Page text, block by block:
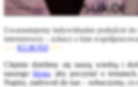
Gwarantujemy indywidualne podejście
internetowej – zobacz z kim
KLIKNIJ
Chętnie dzielimy się naszą wiedzą i
naszego bloga, aby poczytać o
Napisz, zadzwoń do nas – zobaczymy, co